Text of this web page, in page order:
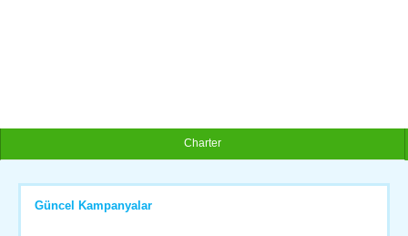
Charter
Güncel Kampanyalar